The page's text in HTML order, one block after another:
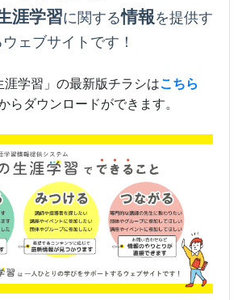
涯学習に関する情報を提供す
ウェブサイトです！
学習」の最新版チラシはこちら
らダウンロードができます。